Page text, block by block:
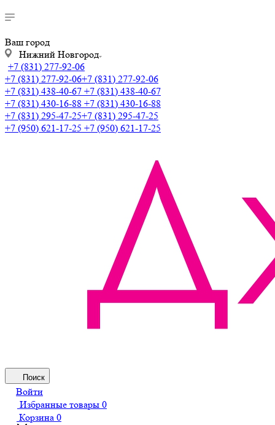
Ваш город
Нижний Новгород
+7 (831) 277-92-06
+7 (831) 277-92-06+7 (831) 277-92-06
+7 (831) 438-40-67 +7 (831) 438-40-67
+7 (831) 430-16-88 +7 (831) 430-16-88
+7 (831) 295-47-25+7 (831) 295-47-25
+7 (950) 621-17-25 +7 (950) 621-17-25
Поиск
Войти
Избранные товары 0
Корзина 0